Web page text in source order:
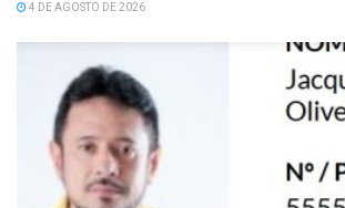
4 DE AGOSTO DE 2026